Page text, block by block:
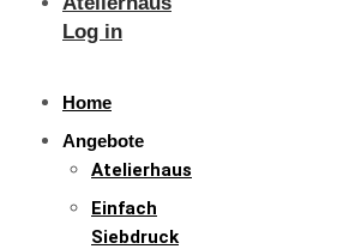
Log in
Home
Angebote
Atelierhaus
Einfach
Siebdruck